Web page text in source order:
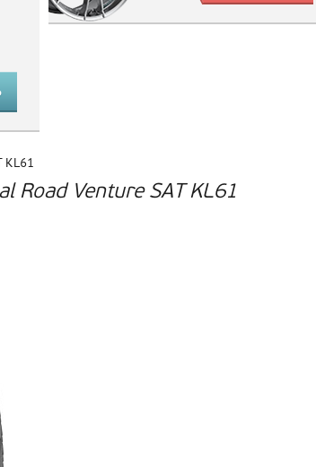
KL61
Road Venture SAT KL61